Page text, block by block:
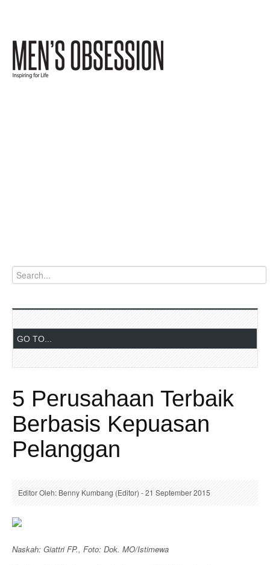
5 Perusahaan Terbaik
Berbasis Kepuasan
Pelanggan
Editor Oleh: Benny Kumbang (Editor) - 21 September 2015
Naskah: Giattri FP., Foto: Dok. MO/Istimewa